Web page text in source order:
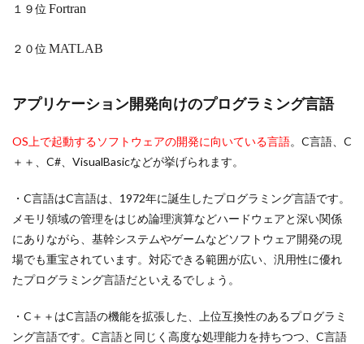
１９位 Fortran
２０位 MATLAB
アプリケーション開発向けのプログラミング言語
OS上で起動するソフトウェアの開発に向いている言語。C言語、C
＋＋、C#、VisualBasicなどが挙げられます。
・C言語はC言語は、1972年に誕生したプログラミング言語です。
メモリ領域の管理をはじめ論理演算などハードウェアと深い関係
にありながら、基幹システムやゲームなどソフトウェア開発の現
場でも重宝されています。対応できる範囲が広い、汎用性に優れ
たプログラミング言語だといえるでしょう。
・C＋＋はC言語の機能を拡張した、上位互換性のあるプログラミ
ング言語です。C言語と同じく高度な処理能力を持ちつつ、C言語